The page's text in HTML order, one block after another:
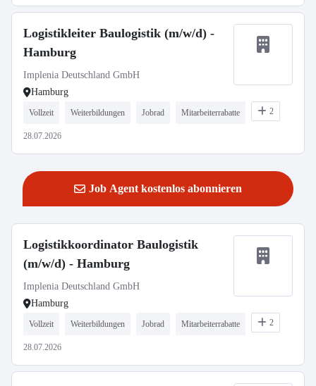
Logistikleiter Baulogistik (m/w/d) -
Hamburg
Implenia Deutschland GmbH
Hamburg
Vollzeit Weiterbildungen Jobrad Mitarbeiterrabatte 2
28.07.2026
Job Agent kostenlos abonnieren
Logistikkoordinator Baulogistik
(m/w/d) - Hamburg
Implenia Deutschland GmbH
Hamburg
Vollzeit Weiterbildungen Jobrad Mitarbeiterrabatte 2
28.07.2026